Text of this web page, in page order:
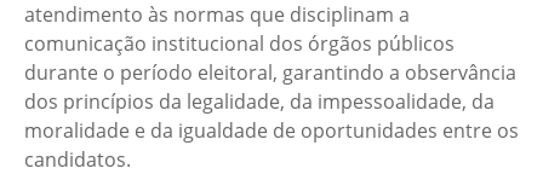
atendimento às normas que disciplinam a
comunicação institucional dos órgãos públicos
durante o período eleitoral, garantindo a observância
dos princípios da legalidade, da impessoalidade, da
moralidade e da igualdade de oportunidades entre os
candidatos.